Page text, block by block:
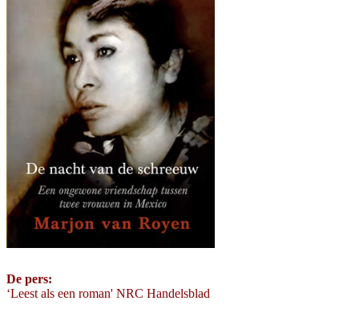
De pers:
‘Leest als een roman' NRC Handelsblad